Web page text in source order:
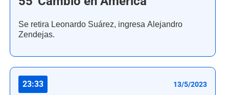
Se retira Leonardo Suárez, ingresa Alejandro
Zendejas.
23:33 13/5/2023